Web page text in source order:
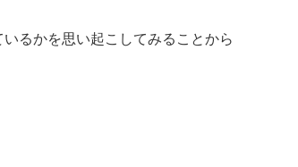
るかを思い起こしてみることから